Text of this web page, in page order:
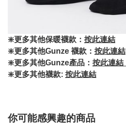
❇️更多其他保暖襪款： 按此連結
❇️更多其他Gunze 襪款： 按此連結
❇️更多其他Gunze產品： 按此連結
❇️更多其他襪款: 按此連結
你可能感興趣的商品